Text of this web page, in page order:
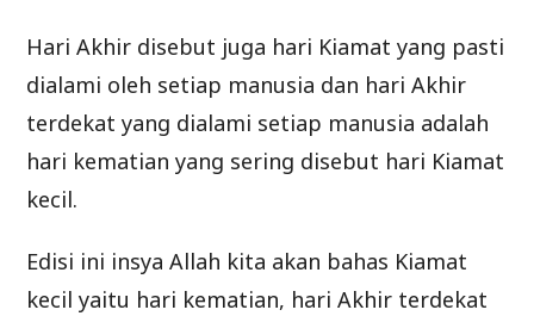
Hari Akhir disebut juga hari Kiamat yang pasti
dialami oleh setiap manusia dan hari Akhir
terdekat yang dialami setiap manusia adalah
hari kematian yang sering disebut hari Kiamat
kecil.
Edisi ini insya Allah kita akan bahas Kiamat
kecil yaitu hari kematian, hari Akhir terdekat